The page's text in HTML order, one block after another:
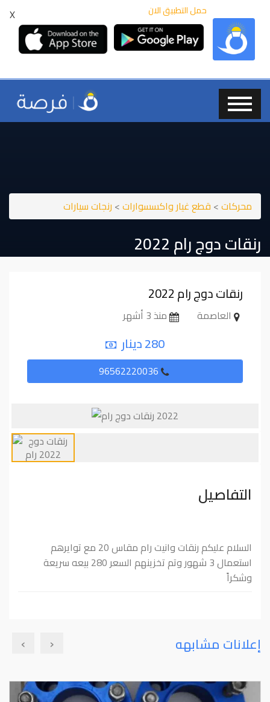
X حمل التطبيق الان
محركات> قطع غيار واكسسوارات> رنجات سيارات
رنقات دوج رام ⁦⁦2022⁩⁩
رنقات دوج رام ⁦⁦2022⁩⁩
العاصمة منذ 3 أشهر
280 دينار
التفاصيل
السلام عليكم رنقات وانيت رام مقاس 20 مع توايرهم
استعمال 3 شهور وتم تخزينهم السعر 280 بيعه سريعة
وشكراً
إعلانات مشابهه ‹
›